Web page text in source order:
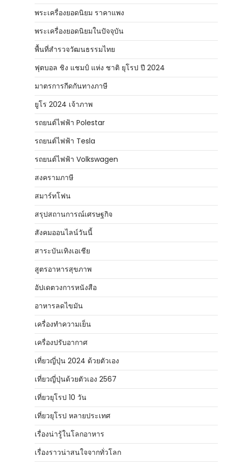
พระเครื่องยอดนิยม ราคาแพง
พระเครื่องยอดนิยมในปัจจุบัน
พื้นที่สำรวจวัฒนธรรมไทย
ฟุตบอล ชิง แชมป์ แห่ง ชาติ ยุโรป ปี 2024
มาตรการกีดกันทางภาษี
ยูโร 2024 เจ้าภาพ
รถยนต์ไฟฟ้า Polestar
รถยนต์ไฟฟ้า Tesla
รถยนต์ไฟฟ้า Volkswagen
สงครามภาษี
สมาร์ทโฟน
สรุปสถานการณ์เศรษฐกิจ
สังคมออนไลน์วันนี้
สาระบันเทิงเอเชีย
สูตรอาหารสุขภาพ
อัปเดตวงการหนังสือ
อาหารลดไขมัน
เครื่องทำความเย็น
เครื่องปรับอากาศ
เที่ยวญี่ปุ่น 2024 ด้วยตัวเอง
เที่ยวญี่ปุ่นด้วยตัวเอง 2567
เที่ยวยุโรป 10 วัน
เที่ยวยุโรป หลายประเทศ
เรื่องน่ารู้ในโลกอาหาร
เรื่องราวน่าสนใจจากทั่วโลก